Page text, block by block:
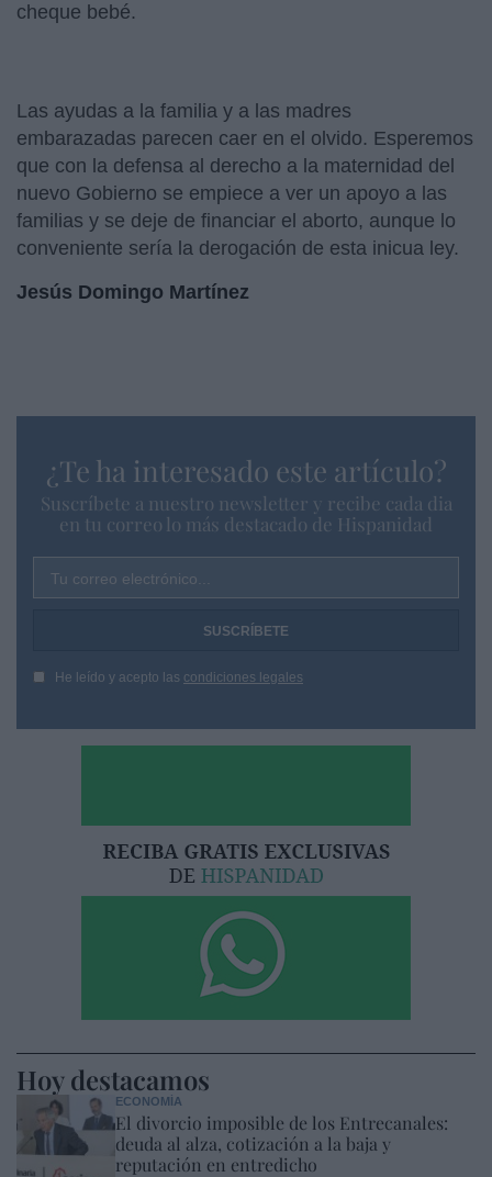
cheque bebé.
Las ayudas a la familia y a las madres
embarazadas parecen caer en el olvido. Esperemos
que con la defensa al derecho a la maternidad del
nuevo Gobierno se empiece a ver un apoyo a las
familias y se deje de financiar el aborto, aunque lo
conveniente sería la derogación de esta inicua ley.
Jesús Domingo Martínez
¿Te ha interesado este artículo?
Suscríbete a nuestro newsletter y recibe cada dia
en tu correo lo más destacado de Hispanidad
Tu correo electrónico...
He leído y acepto las condiciones legales
Hoy destacamos
ECONOMÍA
El divorcio imposible de los Entrecanales:
deuda al alza, cotización a la baja y
reputación en entredicho